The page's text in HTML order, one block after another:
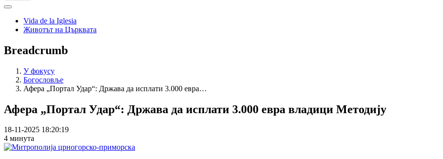
Vida de la Iglesia
Животът на Църквата
Breadcrumb
У фокусу
Богословље
Афера „Портал Удар“: Држава да исплати 3.000 евра…
Афера „Портал Удар“: Држава да исплати 3.000 евра владици Методију
18-11-2025 18:20:19
4 минута